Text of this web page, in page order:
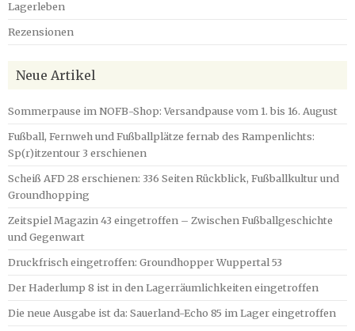
Lagerleben
Rezensionen
Neue Artikel
Sommerpause im NOFB-Shop: Versandpause vom 1. bis 16. August
Fußball, Fernweh und Fußballplätze fernab des Rampenlichts:
Sp(r)itzentour 3 erschienen
Scheiß AFD 28 erschienen: 336 Seiten Rückblick, Fußballkultur und
Groundhopping
Zeitspiel Magazin 43 eingetroffen – Zwischen Fußballgeschichte
und Gegenwart
Druckfrisch eingetroffen: Groundhopper Wuppertal 53
Der Haderlump 8 ist in den Lagerräumlichkeiten eingetroffen
Die neue Ausgabe ist da: Sauerland-Echo 85 im Lager eingetroffen